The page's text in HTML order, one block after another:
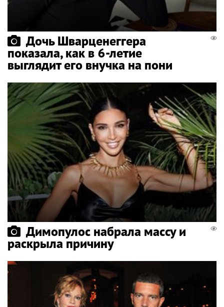
Дочь Шварценеггера
показала, как в 6-летие
выглядит его внучка на пони
Димопулос набрала массу и
раскрыла причину